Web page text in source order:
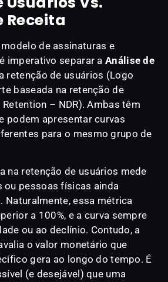
Receita
de assinaturas e
imperativo separar a Análise de
retenção de usuários (Logo
baseada na retenção de
– NDR). Ambas têm
podem apresentar curvas
para o mesmo grupo de
na retenção de usuários mede
ou pessoas físicas ainda
Naturalmente, essa métrica
a 100%, e a curva sempre
ou ao declínio. Contudo, a
o valor monetário que
gera ao longo do tempo. É
(e desejável) que uma